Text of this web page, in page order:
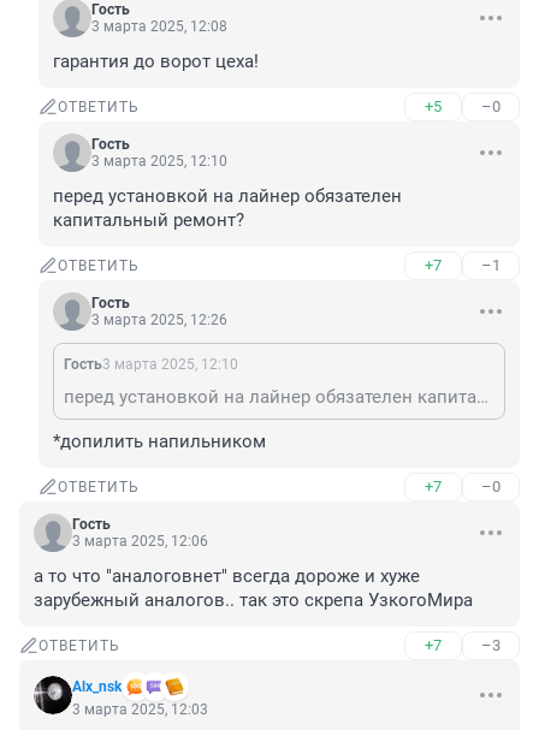
Гость
3 марта 2025, 12:08
гарантия до ворот цеха!
ОТВЕТИТЬ +5 –0
Гость
3 марта 2025, 12:10
перед установкой на лайнер обязателен
капитальный ремонт?
ОТВЕТИТЬ +7 –1
Гость
3 марта 2025, 12:26
Гость3 марта 2025, 12:10
перед установкой на лайнер обязателен капитальный ремонт?
*допилить напильником
ОТВЕТИТЬ +7 –0
Гость
3 марта 2025, 12:06
а то что "аналоговнет" всегда дороже и хуже
зарубежный аналогов.. так это скрепа УзкогоМира
ОТВЕТИТЬ +7 –3
Alx_nsk
3 марта 2025, 12:03